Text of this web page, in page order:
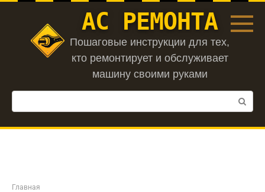
Перейти
АС РЕМОНТА
Пошаговые инструкции для тех,
кто ремонтирует и обслуживает
машину своими руками
Поиск:
Главная